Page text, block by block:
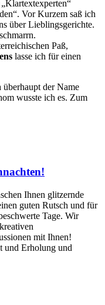
Vor Kurzem saß ich
über Lieblingsgerichte.
Paß,
lasse ich für einen
der Name
wusste ich es. Zum
Ihnen glitzernde
guten Rutsch und für
Tage. Wir
mit Ihnen!
und Erholung und